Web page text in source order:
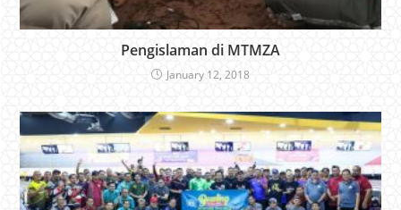
Pengislaman di MTMZA
January 12, 2018